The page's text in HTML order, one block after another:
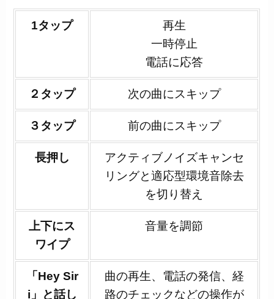
1タップ
再生
一時停止
電話に応答
２タップ 次の曲にスキップ
３タップ 前の曲にスキップ
長押し
アクティブノイズキャンセ
リングと適応型環境音除去
を切り替え
上下にス
ワイプ
音量を調節
「Hey Sir
i」と話し
曲の再生、電話の発信、経
路のチェックなどの操作が